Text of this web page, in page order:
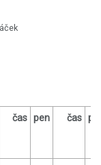
čas pen čas